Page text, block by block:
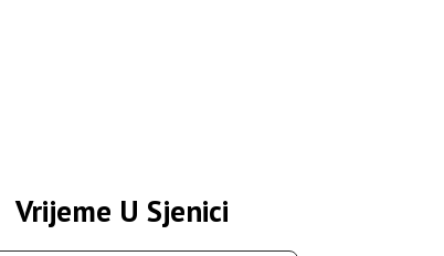
Vrijeme U Sjenici